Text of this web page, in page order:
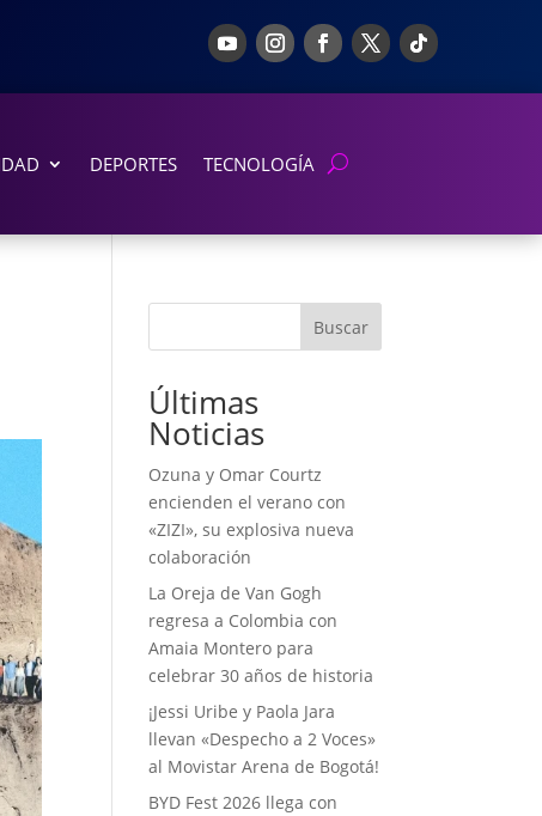
DEPORTES TECNOLOGÍA
Buscar
Últimas
Noticias
Ozuna y Omar Courtz
encienden el verano con
«ZIZI», su explosiva nueva
colaboración
La Oreja de Van Gogh
regresa a Colombia con
Amaia Montero para
celebrar 30 años de historia
¡Jessi Uribe y Paola Jara
llevan «Despecho a 2 Voces»
al Movistar Arena de Bogotá!
BYD Fest 2026 llega con